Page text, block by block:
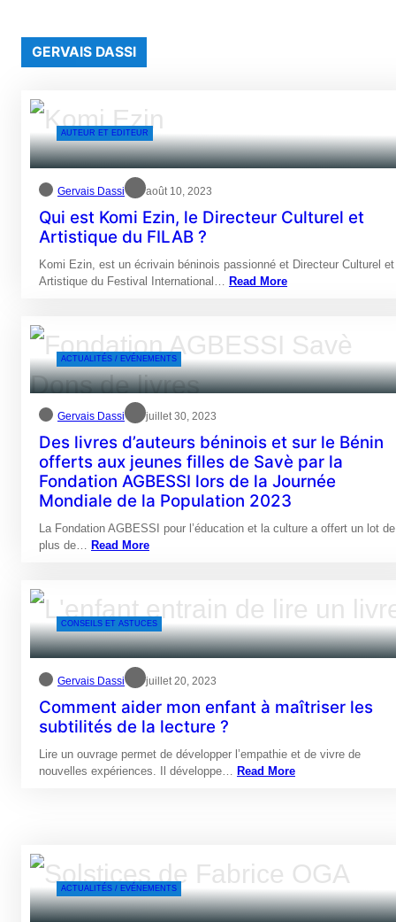
GERVAIS DASSI
AUTEUR ET EDITEUR
Gervais Dassi août 10, 2023
Qui est Komi Ezin, le Directeur Culturel et
Artistique du FILAB ?
Komi Ezin, est un écrivain béninois passionné et Directeur Culturel et
Artistique du Festival International… Read More
ACTUALITÉS / EVÉNEMENTS
Gervais Dassi juillet 30, 2023
Des livres d’auteurs béninois et sur le Bénin
offerts aux jeunes filles de Savè par la
Fondation AGBESSI lors de la Journée
Mondiale de la Population 2023
La Fondation AGBESSI pour l’éducation et la culture a offert un lot de
plus de… Read More
CONSEILS ET ASTUCES
Gervais Dassi juillet 20, 2023
Comment aider mon enfant à maîtriser les
subtilités de la lecture ?
Lire un ouvrage permet de développer l’empathie et de vivre de
nouvelles expériences. Il développe… Read More
ACTUALITÉS / EVÉNEMENTS